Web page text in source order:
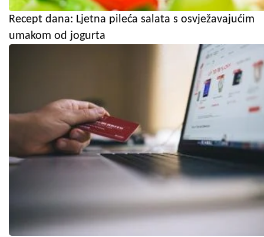
Recept dana: Ljetna pileća salata s osvježavajućim
umakom od jogurta